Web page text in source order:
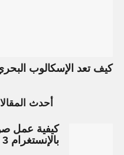
كيف تعد الإسكالوب
أحدث
كيفية عمل
بالإنستغرام 3 بوستات؟